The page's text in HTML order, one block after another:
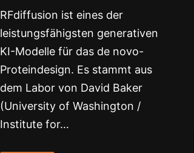
RFdiffusion ist eines der
leistungsfähigsten generativen
KI-Modelle für das de novo-
Proteindesign. Es stammt aus
dem Labor von David Baker
(University of Washington /
Institute for…